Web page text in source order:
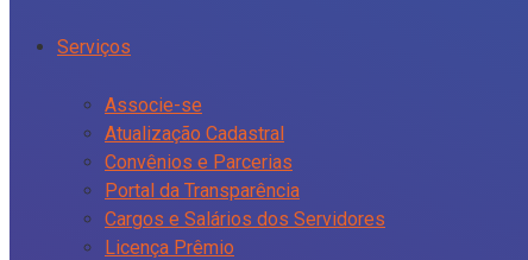
Serviços
Associe-se
Atualização Cadastral
Convênios e Parcerias
Portal da Transparência
Cargos e Salários dos Servidores
Licença Prêmio